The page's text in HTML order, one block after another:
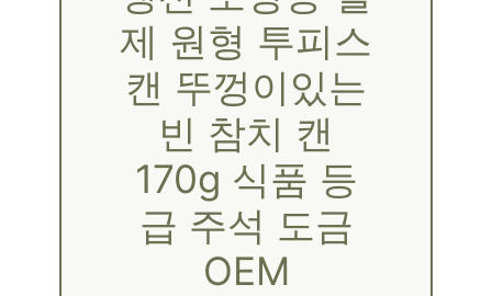
제 원형 투피스
캔 뚜껑이있는
빈 참치 캔
170g 식품 등
급 주석 도금
OEM